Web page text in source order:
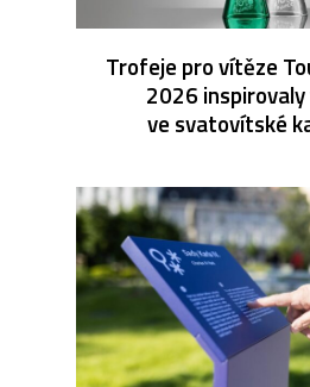
Trofeje pro vítěze
2026
ve svatovítské